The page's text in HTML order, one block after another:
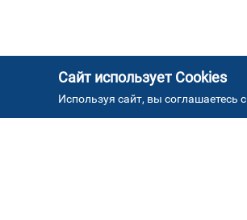
Сайт использует Cookies
Используя сайт, вы соглашаетесь с